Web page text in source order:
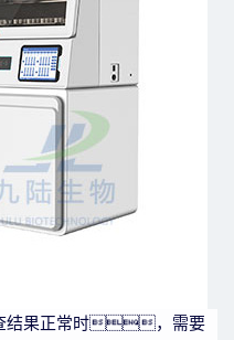
结果正常时，需要